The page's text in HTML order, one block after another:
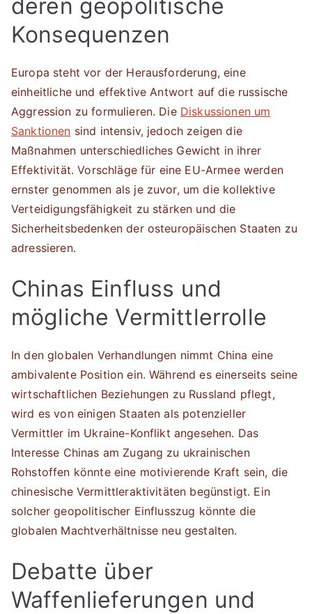
deren geopolitische
Konsequenzen
Europa steht vor der Herausforderung, eine
einheitliche und effektive Antwort auf die russische
Aggression zu formulieren. Die Diskussionen um
Sanktionen sind intensiv, jedoch zeigen die
Maßnahmen unterschiedliches Gewicht in ihrer
Effektivität. Vorschläge für eine EU-Armee werden
ernster genommen als je zuvor, um die kollektive
Verteidigungsfähigkeit zu stärken und die
Sicherheitsbedenken der osteuropäischen Staaten zu
adressieren.
Chinas Einfluss und
mögliche Vermittlerrolle
In den globalen Verhandlungen nimmt China eine
ambivalente Position ein. Während es einerseits seine
wirtschaftlichen Beziehungen zu Russland pflegt,
wird es von einigen Staaten als potenzieller
Vermittler im Ukraine-Konflikt angesehen. Das
Interesse Chinas am Zugang zu ukrainischen
Rohstoffen könnte eine motivierende Kraft sein, die
chinesische Vermittleraktivitäten begünstigt. Ein
solcher geopolitischer Einflusszug könnte die
globalen Machtverhältnisse neu gestalten.
Debatte über
Waffenlieferungen und